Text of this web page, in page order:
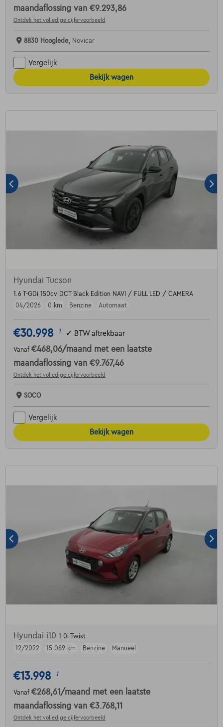
maandaflossing van €9.293,86
Ontdek het volledige cijfervoorbeeld
8830 Hooglede, Novicar
Vergelijk
Bekijk wagen
Hyundai Tucson
1.6 T-GDi 150cv DCT Black Edition NAVI / FULL LED / CAMERA
04/2026
0 km Benzine Automaat
€30.998 1 ✓ BTW aftrekbaar
Vanaf €468,06/maand met een laatste
maandaflossing van €9.767,46
Ontdek het volledige cijfervoorbeeld
SOCO
Vergelijk
Bekijk wagen
Hyundai i10 1.0i Twist
12/2022
15.089 km Benzine Manueel
€13.998 1
Vanaf €268,61 /maand met een laatste
maandaflossing van €3.768,11
Ontdek het volledige cijfervoorbeeld